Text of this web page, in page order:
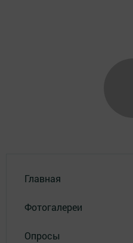
Главная
Фотогалереи
Опросы